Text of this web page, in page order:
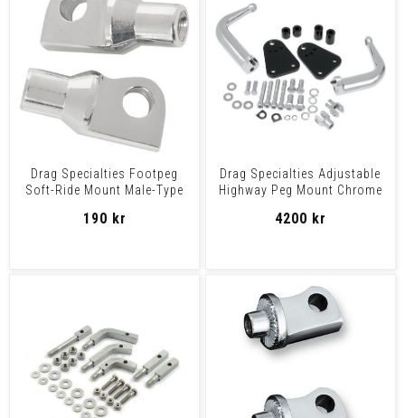
Drag Specialties Footpeg
Soft-Ride Mount Male-Type
190 kr
Drag Specialties Adjustable
Highway Peg Mount Chrome
4200 kr